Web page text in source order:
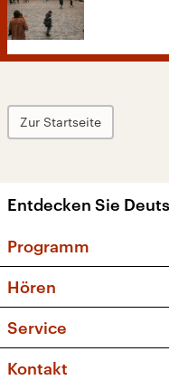
Zur Startseite
Entdecken Sie
Programm
Sendungen
Musikliste
Kakadu – Das
Hören
Frequenzen
Service
FAQ
Kontakt